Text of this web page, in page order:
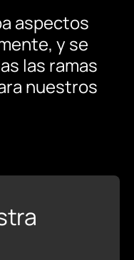
aspectos
y se
las ramas
nuestros